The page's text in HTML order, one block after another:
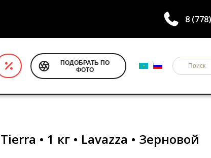
8
ПОДОБРАТЬ ПО
ФОТО
Tierra • 1 кг • Lavazza • Зерновой